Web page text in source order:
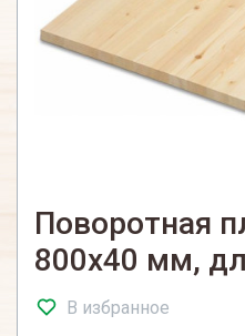
Поворотная
800х40 мм,
В избранное